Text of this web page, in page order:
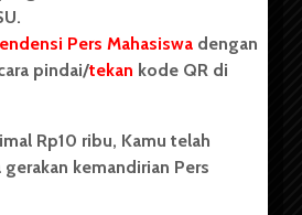
rights reserved BOPM WACANA.
(BOPM) Wacana merupakan
di luar kampus dan dikelola
Pers Mahasiswa dengan
pindai/tekan kode QR di
Rp10 ribu, Kamu telah
kemandirian Pers